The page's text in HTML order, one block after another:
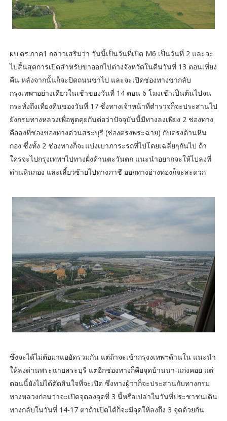
ผบ.ตร.ภาค1 กล่าวเสริมว่า วันนี้เป็นวันที่เปิด M6 เป็นวันที่ 2 และจะ
ไปสิ้นสุดการเปิดสำหรับขาออกไปต่างจังหวัดในคืนวันที่ 13 ตอนเที่ยง
คืน หลังจากนั้นก็จะปิดถนนขาไป และจะเปิดช่องทางขากลับ
กรุงเทพฯอย่างเดียวในเช้าของวันที่ 14 ตอน 6 โมงเช้าเป็นต้นไปจน
กระทั่งถึงเที่ยงคืนของวันที่ 17 ซึ่งทางเจ้าหน้าที่ตำรวจก็จะประสานไป
ยังกรมทางหลวงเพื่อพูดคุยกันต่อว่าปัจจุบันนี้มีทางลงเพียง 2 ช่องทาง
คือลงที่ช่องของทางด่วนสระบุรี (ช่องตรงพระฉาย) กับตรงด้านหิน
กอง ซึ่งทั้ง 2 ช่องทางก็จะแบ่งเบาภาระรถที่ไปโดยเฉลี่ยๆกันไป ถ้า
ใครจะไปกรุงเทพฯไปทางฝั่งด้านตะวันตก แนะนำอยากจะให้ไปลงที่
ด่านหินกอง และเลี้ยวซ้ายไปทางภาชี ออกทางอ่างทองก็จะสะดวก
ซึ่งจะได้ไม่ต้อมาแออัดรวมกัน แต่ถ้าจะเข้ากรุงงเทพฯด้านใน แนะนำ
ให้ลงด่านพระฉายสระบุรี แต่อีกช่องทางก็คือจุดบ้านนา-แก่งคอย แต่
ตอนนี้ยังไม่ได้ตัดสินใจที่จะเปิด ซึ่งทางผู้ว่าก็จะประสานกับทางกรม
ทางหลวงก่อนว่าจะเปิดจุดลงจุดที่ 3 นี้หรือเปล่าในวันที่ประชาชนเดิน
ทางกลับในวันที่ 14-17 ตาถ้าเปิดได้ก็จะมีจุดให้ลงถึง 3 จุดด้วยกัน